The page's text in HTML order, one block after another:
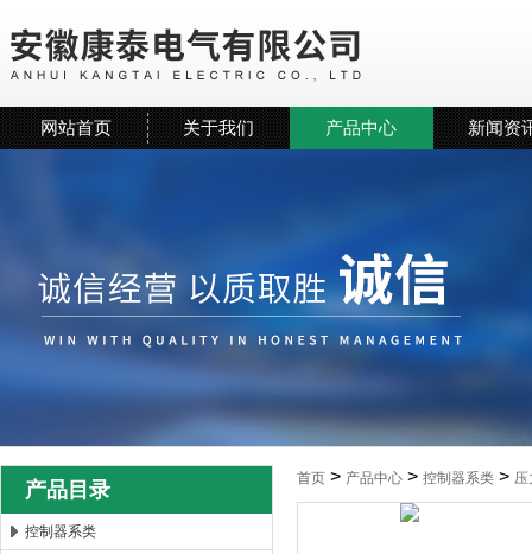
网站首页 关于我们 产品中心 新闻资
产品目录
控制器系类
首页 > 产品中心 > 控制器系类 > 压